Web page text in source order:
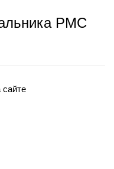
РМС
сайте